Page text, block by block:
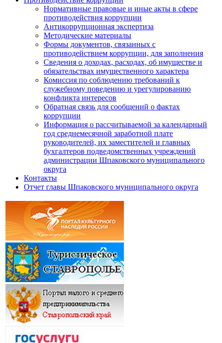
Нормативные правовые и иные акты в сфере
противодействия коррупции
Антикоррупционная экспертиза
Методические материалы
Формы документов, связанных с
противодействием коррупции, для заполнения
Сведения о доходах, расходах, об имуществе и
обязательствах имущественного характера
Комиссия по соблюдению требований к
служебному поведению и урегулированию
конфликта интересов
Обратная связь для сообщений о фактах
коррупции
Информация о рассчитываемой за календарный
год среднемесячной заработной плате
руководителей, их заместителей и главных
бухгалтеров подведомственных учреждений
администрации Шпаковского муниципального
округа
Контакты
Отчет главы Шпаковского муниципального округа